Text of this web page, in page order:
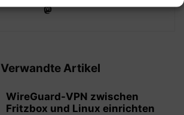
Verwandte Artikel
WireGuard-VPN zwischen
Fritzbox und Linux einrichten